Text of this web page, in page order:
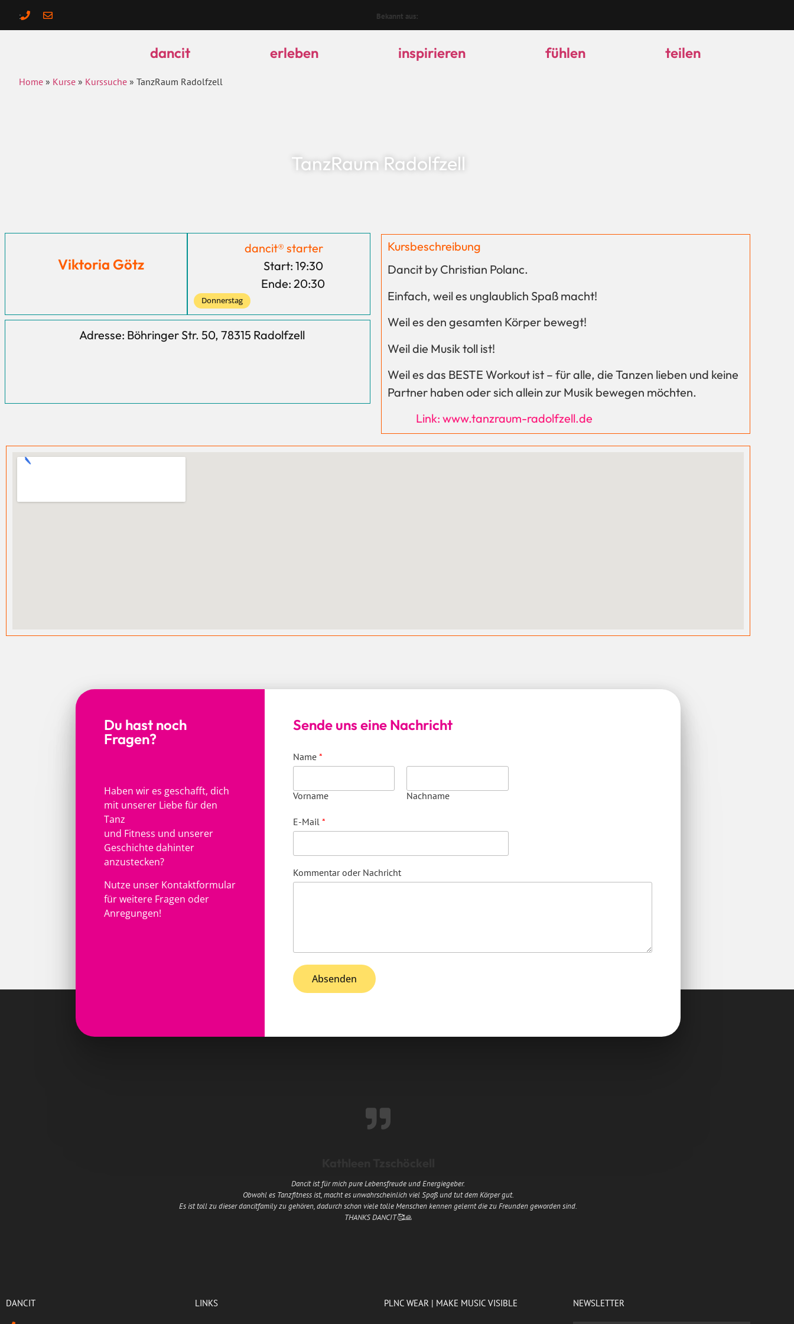
: Bekannt aus:
dancit erleben inspirieren fühlen teilen
Home » Kurse » Kurssuche » TanzRaum Radolfzell
TanzRaum Radolfzell
Viktoria Götz
dancit® starter
Start: 19:30
Ende: 20:30
Donnerstag
Adresse: Böhringer Str. 50, 78315 Radolfzell
Kursbeschreibung
Dancit by Christian Polanc.
Einfach, weil es unglaublich Spaß macht!
Weil es den gesamten Körper bewegt!
Weil die Musik toll ist!
Weil es das BESTE Workout ist – für alle, die Tanzen lieben und keine
Partner haben oder sich allein zur Musik bewegen möchten.
Link: www.tanzraum-radolfzell.de
Du hast noch
Fragen?
Haben wir es geschafft, dich
mit unserer Liebe für den
Tanz
und Fitness und unserer
Geschichte dahinter
anzustecken?
Nutze unser Kontaktformular
für weitere Fragen oder
Anregungen!
Sende uns eine Nachricht
Name *
Vorname Nachname
E-Mail *
Kommentar oder Nachricht
Absenden
Dancit ist für mich pure Lebensfreude und Energiegeber.
Obwohl es Tanzfitness ist, macht es unwahrscheinlich viel Spaß und tut dem Körper gut.
Es ist toll zu dieser dancitfamily zu gehören, dadurch schon viele tolle Menschen kennen gelernt die zu Freunden geworden sind.
THANKS DANCIT🥰🙏
DANCIT LINKS PLNC WEAR | MAKE MUSIC VISIBLE NEWSLETTER